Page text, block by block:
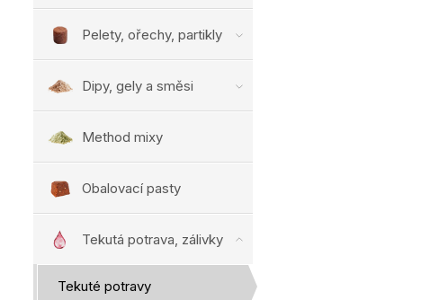
Pelety, ořechy, partikly
Dipy, gely a směsi
Method mixy
Obalovací pasty
Tekutá potrava, zálivky
Tekuté potravy